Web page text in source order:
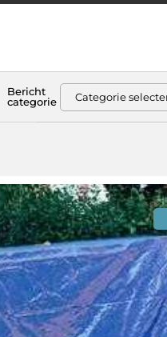
Bericht
categorie